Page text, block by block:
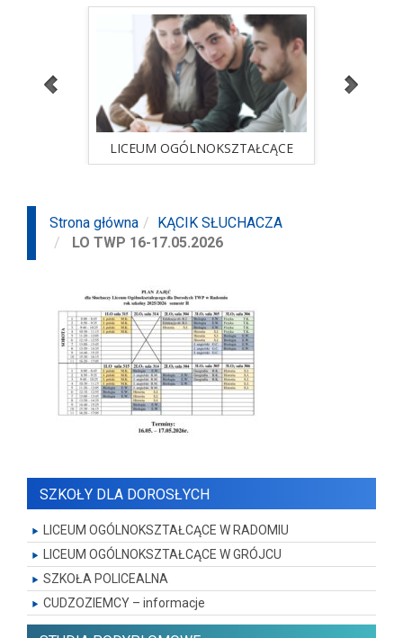
LICEUM OGÓLNOKSZTAŁCĄCE
sprawdź ofertę
LICEUM OGÓLNOKSZTAŁCĄCE
Strona główna
KĄCIK SŁUCHACZA
LO TWP 16-17.05.2026
SZKOŁY DLA DOROSŁYCH
LICEUM OGÓLNOKSZTAŁCĄCE W RADOMIU
LICEUM OGÓLNOKSZTAŁCĄCE W GRÓJCU
SZKOŁA POLICEALNA
CUDZOZIEMCY – informacje